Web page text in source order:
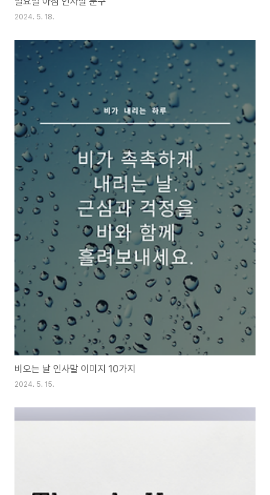
2024. 5. 18.
비오는 날 인사말 이미지 10가지
2024. 5. 15.